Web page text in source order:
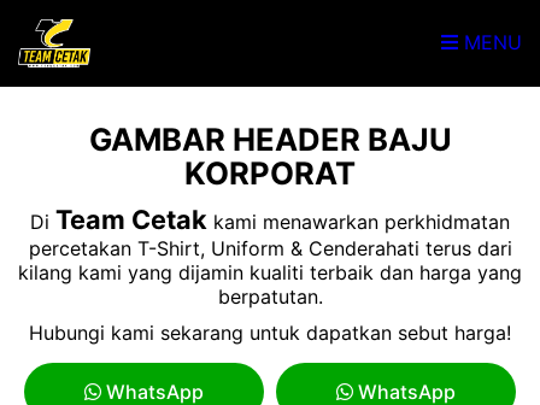
MENU
GAMBAR HEADER BAJU
KORPORAT
Di Team Cetak kami menawarkan perkhidmatan
percetakan T-Shirt, Uniform & Cenderahati terus dari
kilang kami yang dijamin kualiti terbaik dan harga yang
berpatutan.
Hubungi kami sekarang untuk dapatkan sebut harga!
WhatsApp WhatsApp